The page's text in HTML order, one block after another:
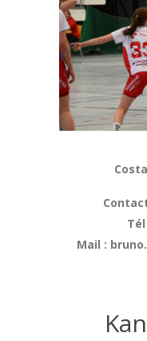
Tél
Mail :